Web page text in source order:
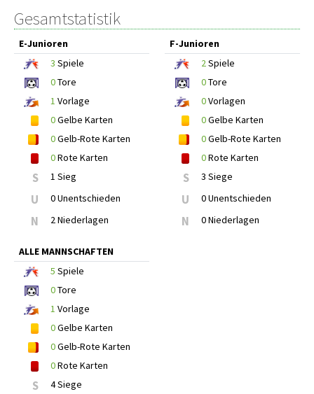
Gesamtstatistik
E-Junioren
3 Spiele
0Tore
1 Vorlage
0Gelbe Karten
0Gelb-Rote Karten
0Rote Karten
S 1 Sieg
U 0 Unentschieden
N 2 Niederlagen
F-Junioren
2Spiele
0Tore
0Vorlagen
0Gelbe Karten
0Gelb-Rote Karten
0Rote Karten
S 3 Siege
U 0 Unentschieden
N 0 Niederlagen
ALLE MANNSCHAFTEN
5 Spiele
0Tore
1 Vorlage
0Gelbe Karten
0Gelb-Rote Karten
0Rote Karten
S 4 Siege